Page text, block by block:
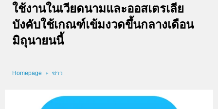
ใช้งานในเวียดนามและออสเตรเลีย
บังคับใช้เกณฑ์เข้มงวดขึ้นกลางเดือน
มิถุนายนนี้
Homepage ข่าว